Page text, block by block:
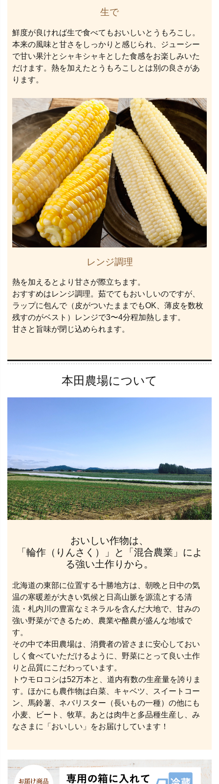
生で
鮮度が良ければ生で食べてもおいしいとうもろこし。
本来の風味と甘さをしっかりと感じられ、ジューシー
で甘い果汁とシャキシャキとした食感をお楽しみいた
だけます。熱を加えたとうもろこしとは別の良さがあ
ります。
レンジ調理
熱を加えるとより甘さが際立ちます。
おすすめはレンジ調理。茹でてもおいしいのですが、
ラップに包んで（皮がついたままでもOK、薄皮を数枚
残すのがベスト）レンジで3〜4分程加熱します。
甘さと旨味が閉じ込められます。
本田農場について
おいしい作物は、
「輪作（りんさく）」と「混合農業」によ
る強い土作りから。
北海道の東部に位置する十勝地方は、朝晩と日中の気
温の寒暖差が大きい気候と日高山脈を源流とする清
流・札内川の豊富なミネラルを含んだ大地で、甘みの
強い野菜ができるため、農業や酪農が盛んな地域で
す。
その中で本田農場は、消費者の皆さまに安心しておい
しく食べていただけるように、野菜にとって良い土作
りと品質にこだわっています。
トウモロコシは52万本と、道内有数の生産量を誇りま
す。ほかにも農作物は白菜、キャベツ、スイートコー
ン、馬鈴薯、ネバリスター（長いもの一種）の他にも
小麦、ビート、牧草。あとは肉牛と多品種生産し、み
なさまに「おいしい」をお届けしています！